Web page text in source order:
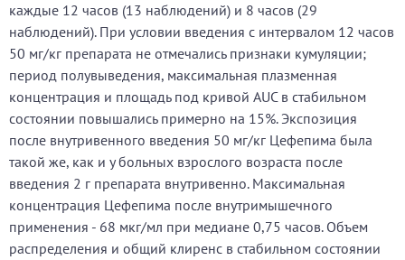
каждые 12 часов (13 наблюдений) и 8 часов (29
наблюдений). При условии введения с интервалом 12 часов
50 мг/кг препарата не отмечались признаки кумуляции;
период полувыведения, максимальная плазменная
концентрация и площадь под кривой AUC в стабильном
состоянии повышались примерно на 15%. Экспозиция
после внутривенного введения 50 мг/кг Цефепима была
такой же, как и у больных взрослого возраста после
введения 2 г препарата внутривенно. Максимальная
концентрация Цефепима после внутримышечного
применения - 68 мкг/мл при медиане 0,75 часов. Объем
распределения и общий клиренс в стабильном состоянии